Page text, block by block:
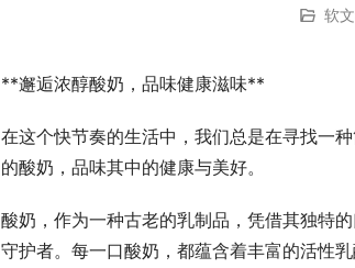
软
**邂逅浓醇酸奶，品味健康滋味**
在这个快节奏的生活中，我们总是在寻找一
的酸奶，品味其中的健康与美好。
酸奶，作为一种古老的乳制品，凭借其独特
守护者。每一口酸奶，都蕴含着丰富的活性